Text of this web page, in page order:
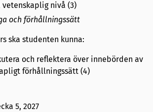
nivå (3)
och förhållningssätt
ska studenten kunna:
och reflektera över innebörden av
förhållningssätt (4)
5, 2027